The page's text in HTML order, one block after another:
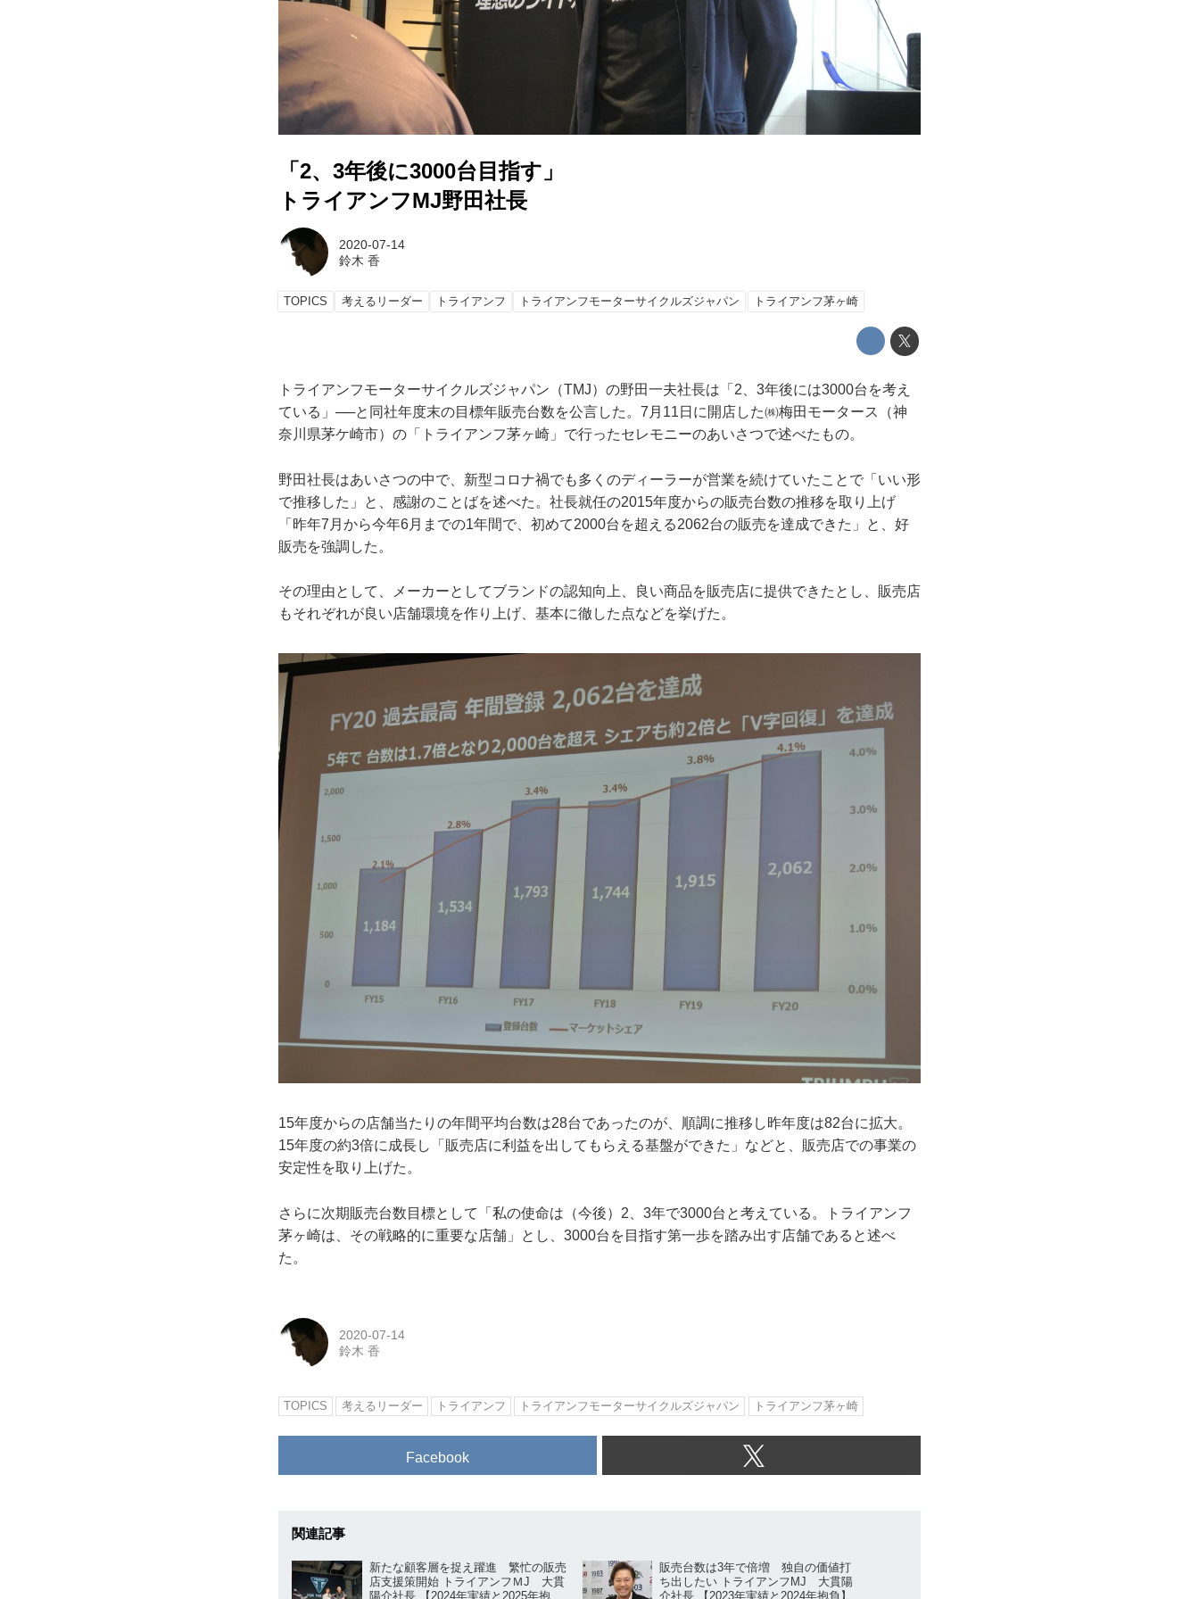
「2、3年後に3000台目指す」
トライアンフMJ野田社長
2020-07-14
鈴木 香
TOPICS 考えるリーダー トライアンフ トライアンフモーターサイクルズジャパン トライアンフ茅ヶ崎
トライアンフモーターサイクルズジャパン（TMJ）の野田一夫社長は「2、3年後には3000台を考え
ている」──と同社年度末の目標年販売台数を公言した。7月11日に開店した㈱梅田モータース（神
奈川県茅ケ崎市）の「トライアンフ茅ヶ崎」で行ったセレモニーのあいさつで述べたもの。
野田社長はあいさつの中で、新型コロナ禍でも多くのディーラーが営業を続けていたことで「いい形
で推移した」と、感謝のことばを述べた。社長就任の2015年度からの販売台数の推移を取り上げ
「昨年7月から今年6月までの1年間で、初めて2000台を超える2062台の販売を達成できた」と、好
販売を強調した。
その理由として、メーカーとしてブランドの認知向上、良い商品を販売店に提供できたとし、販売店
もそれぞれが良い店舗環境を作り上げ、基本に徹した点などを挙げた。
15年度からの店舗当たりの年間平均台数は28台であったのが、順調に推移し昨年度は82台に拡大。
15年度の約3倍に成長し「販売店に利益を出してもらえる基盤ができた」などと、販売店での事業の
安定性を取り上げた。
さらに次期販売台数目標として「私の使命は（今後）2、3年で3000台と考えている。トライアンフ
茅ヶ崎は、その戦略的に重要な店舗」とし、3000台を目指す第一歩を踏み出す店舗であると述べ
た。
2020-07-14
鈴木 香
TOPICS 考えるリーダー トライアンフ トライアンフモーターサイクルズジャパン トライアンフ茅ヶ崎
Facebook
関連記事
新たな顧客層を捉え躍進 繁忙の販売
店支援策開始 トライアンフＭJ 大貫
陽介社長 【2024年実績と2025年抱
販売台数は3年で倍増 独自の価値打
ち出したい トライアンフMJ 大貫陽
介社長 【2023年実績と2024年抱負】